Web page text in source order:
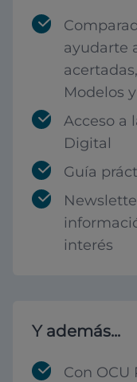
ayudarte
Modelos
Acceso a
Digital
Guía
interés
Y además...
Con OCU